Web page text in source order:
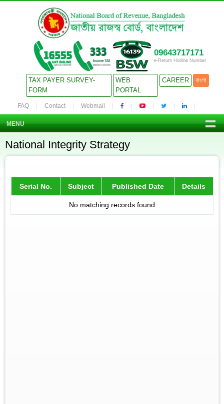
09643717171
e-Return Hotline Number
TAX PAYER SURVEY-
FORM
WEB
PORTAL
CAREER বাংলা
FAQ Contact Webmail
MENU
National Integrity Strategy
Serial No. Subject Published Date Details
No matching records found